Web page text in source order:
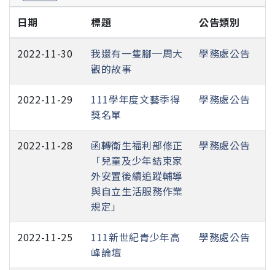
日期 標題 公告類別
2022-11-30
我還有一隻腳─周大
觀的故事
學務處公告
2022-11-29
111學年度文藝季得
獎名單
學務處公告
2022-11-28
函轉衛生福利部修正
「兒童及少年結束家
外安置後續追蹤輔導
與自立生活服務作業
規定」
學務處公告
2022-11-25
111新世紀青少年高
峰論壇
學務處公告